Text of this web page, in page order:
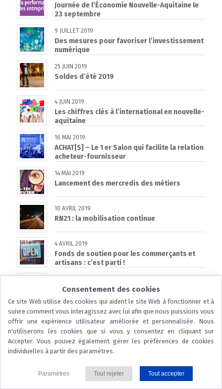
Journée de l’Économie Nouvelle-Aquitaine le
23 septembre
9 JUILLET 2019
Des mesures pour favoriser l’investissement
numérique
25 JUIN 2019
Soldes d’été 2019
4 JUIN 2019
Les chiffres clés à l’international en nouvelle-
aquitaine
16 MAI 2019
ACHAT[S] – Le 1 er Salon qui facilite la relation
acheteur-fournisseur
14 MAI 2019
Lancement des mercredis des métiers
10 AVRIL 2019
RN21 : la mobilisation continue
4 AVRIL 2019
Fonds de soutien pour les commerçants et
artisans : c’est parti !
BAROMÈTRE ECO : L’ENQUÊTE DE
CONJONCTURE EN DORDOGNE
15 JANVIER 2019
RGPD : attention aux arnaques !
7 JANVIER 2019
Consentement des cookies
Ce site Web utilise des cookies qui aident le site Web à fonctionner et à
suivre comment vous interagissez avec lui afin que nous puissions vous
offrir une expérience utilisateur améliorée et personnalisée. Nous
n'utiliserons les cookies que si vous y consentez en cliquant sur
Accepter. Vous pouvez également gérer les préférences de cookies
individuelles à partir des paramètres.
Paramètres Tout rejeter Tout accepter